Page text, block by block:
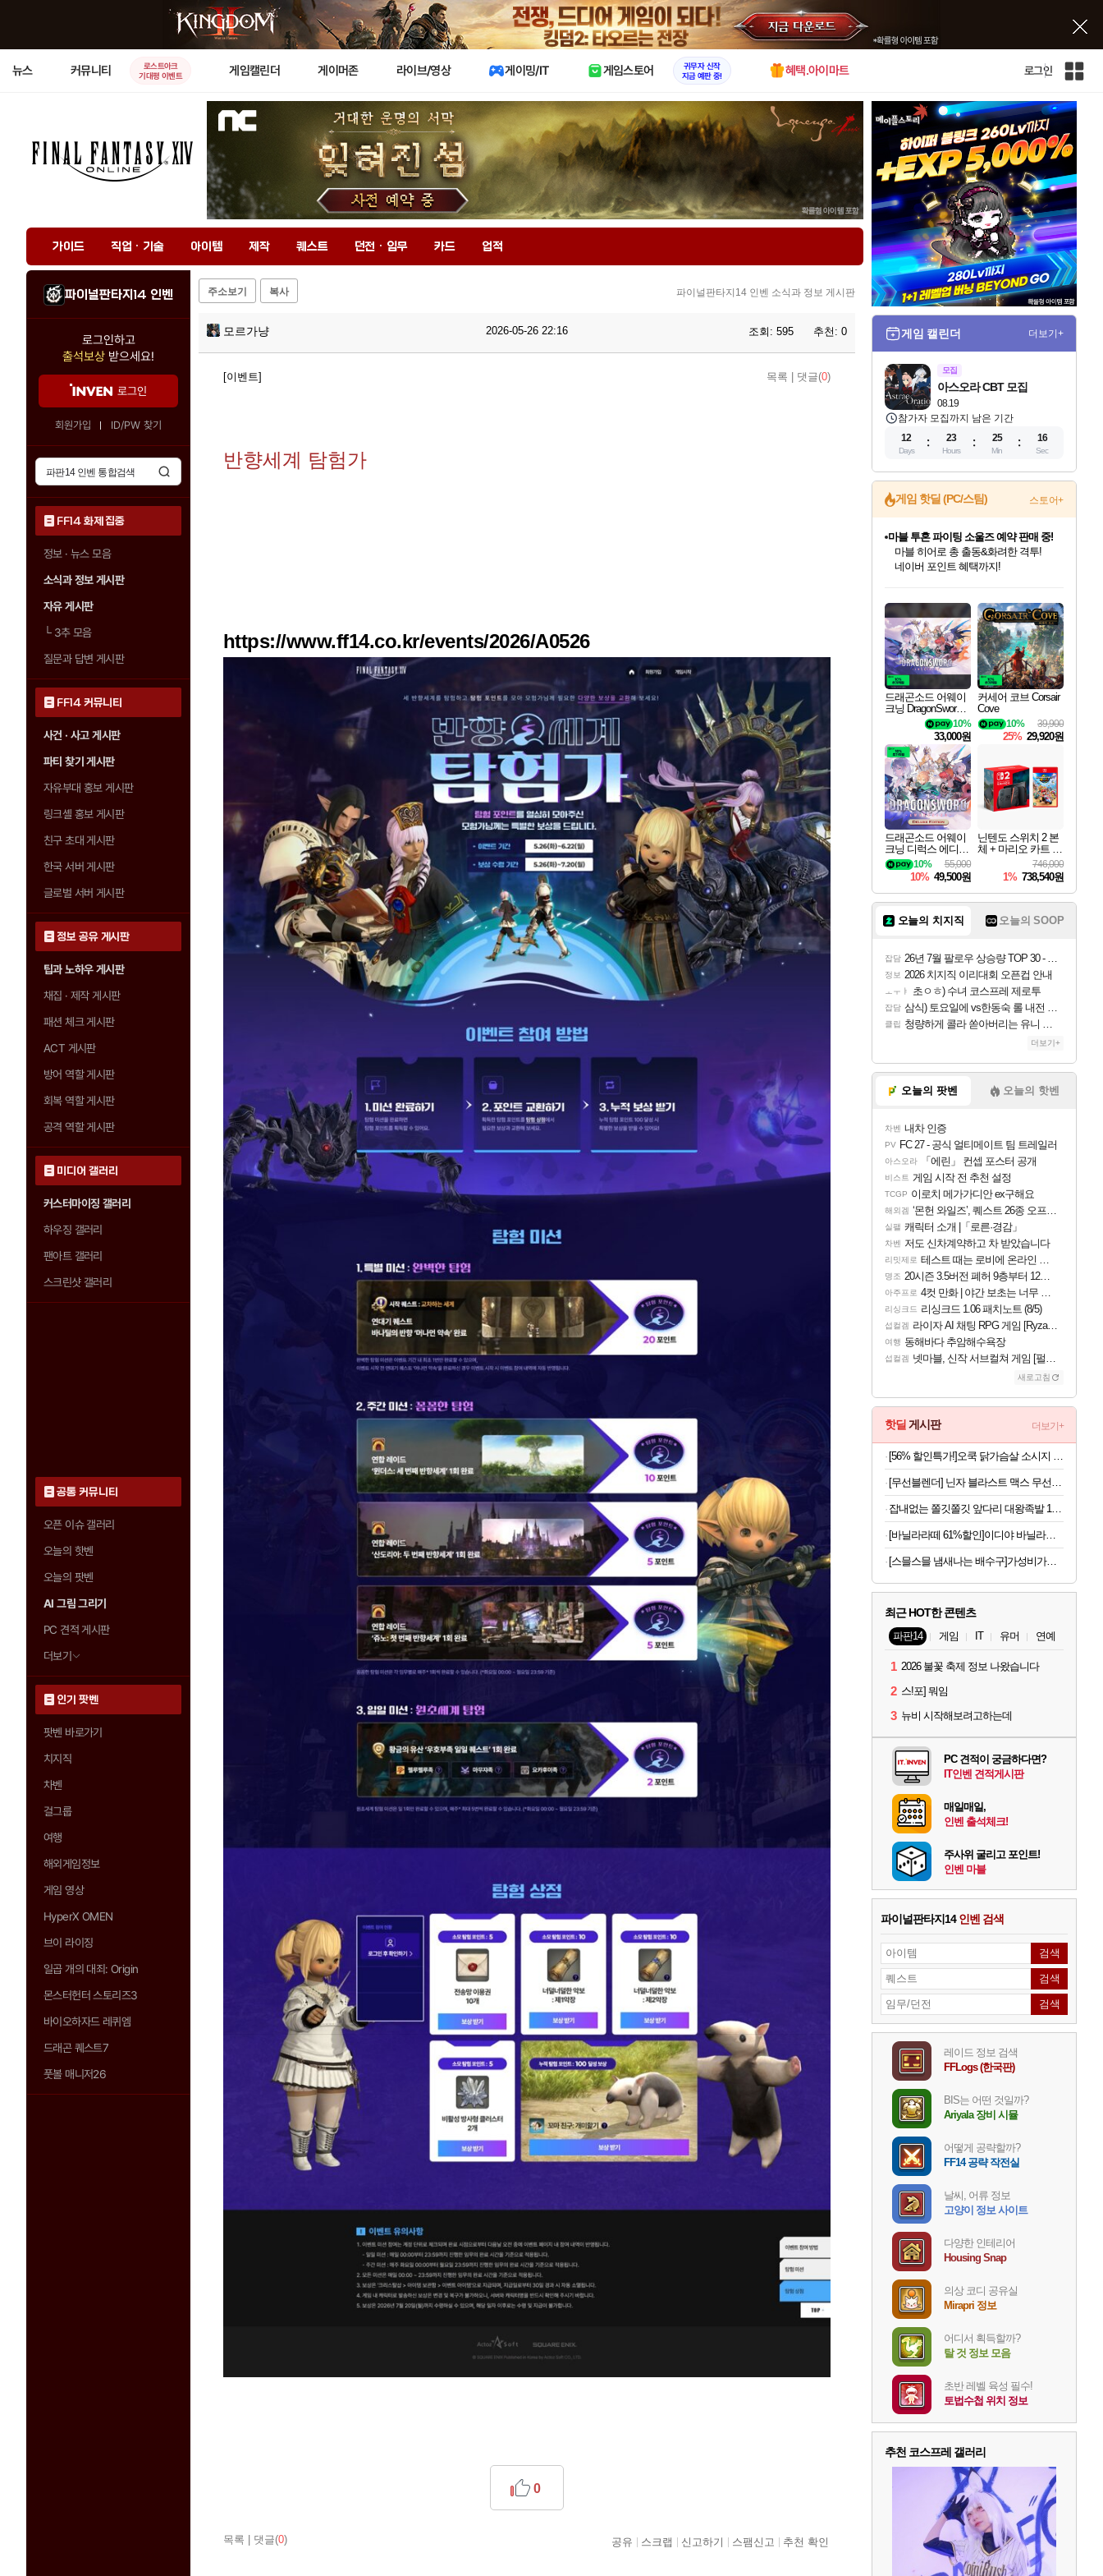
X
뉴스 커뮤니티
로스트아크
기대평 이벤트
게임캘린더 게이머존 라이브/영상 게이밍/IT 게임스토어
귀무자 신작
지금 예판 중!
혜택.아이마트 로그인
인
전
이
맵
가이드 직업 · 기술 아이템 제작 퀘스트 던전 · 임무 카드 업적
파이널판타지14 인벤
로그인하고
출석보상 받으세요!
로그인
회원가입 ID/PW 찾기
FF14 화제 집중
정보 · 뉴스 모음
소식과 정보 게시판
자유 게시판
└3추 모음
질문과 답변 게시판
FF14 커뮤니티
사건 · 사고 게시판
파티 찾기 게시판
자유부대 홍보 게시판
링크셸 홍보 게시판
친구 초대 게시판
한국 서버 게시판
글로벌 서버 게시판
정보 공유 게시판
팁과 노하우 게시판
채집 · 제작 게시판
패션 체크 게시판
ACT 게시판
방어 역할 게시판
회복 역할 게시판
공격 역할 게시판
미디어 갤러리
커스터마이징 갤러리
하우징 갤러리
팬아트 갤러리
스크린샷 갤러리
공통 커뮤니티
오픈 이슈 갤러리
오늘의 핫벤
오늘의 팟벤
AI 그림 그리기
PC 견적 게시판
더보기
인기 팟벤
팟벤 바로가기
치지직
차벤
걸그룹
여행
해외게임정보
게임 영상
HyperX OMEN
브이 라이징
일곱 개의 대죄: Origin
몬스터헌터 스토리즈3
바이오하자드 레퀴엠
드래곤 퀘스트7
풋볼 매니저26
주소보기 복사 파이널판타지14 인벤 소식과 정보 게시판
모르가냥 2026-05-26 22:16 조회: 595 추천: 0
[이벤트] 목록 댓글(0)
반향세계 탐험가
https://www.ff14.co.kr/events/2026/A0526
목록 댓글(0)
0
공유 스크랩 신고하기 스팸신고 추천 확인
게임 캘린더 더보기+
모집
08.19
아스오라 CBT 모집
참가자 모집까지 남은 기간
12
Days
23
Hours
25
Min
14
Sec
게임 핫딜 (PC/스팀) 스토어+
네이버혜택과 함께 만나보세요!
50%할인&추가 적립까지!
이니&베니 혜택까지!
네이버 혜택가와 함께 예약하세요!
할인&네이버혜택으로 만나보세요!
네이버페이 혜택과 만나보세요!
40주년 프로모션으로 만나보세요!
마블 투혼 파이팅 소울즈 예약 판매 중!
마블 히어로 총 출동&화려한 격투!
네이버 포인트 혜택까지!
할인가에 만나보세요!
일부 에디션 상시 할인!
혜택으로 예약 판매 중
편안하게 충전하세요
드래곤소드 어웨이
크닝 DragonSword A
10%
33,000원
커세어 코브 Corsair
Cove
39,900
10%
25% 29,920원
드래곤소드 어웨이
크닝 디럭스 에디션
DragonSword Awake
ning Deluxe Edition
55,000
10%
10% 49,500원
닌텐도 스위치 2 본
체 + 마리오 카트 월
746,000
1% 738,540원
오늘의 치지직 오늘의 SOOP
잡담 26년 7월 팔로우 상승량 TOP 30 - 월간 치지직
정보 2026 치지직 이리대회 오픈컵 안내
ㅗㅜㅑ 초ㅇㅎ) 수녀 코스프레 제로투
잡담 삼식) 토요일에 vs한동숙 롤 내전 예정
클립 청량하게 콜라 쏟아버리는 유니 ㅋㅋㅋ
더보기+
오늘의 팟벤 오늘의 핫벤
차벤 내차 인증
PV FC 27 - 공식 얼티메이트 팀 트레일러
아스오라 「에린」 컨셉 포스터 공개
비스트 게임 시작 전 추천 설정
TCGP 이로치 메가가디안 ex구해요
해외겜 ‘몬헌 와일즈’, 퀘스트 26종 오프라인 지원
실팰 캐릭터 소개 |「로른·경감」
차벤 저도 신차계약하고 차 받았습니다
리밋제로 테스트 때는 로비에 온라인 기능이 있는데
명조 20시즌 3.5버전 폐허 9층부터 12층까지 클리어 조합 | 죽음의 노래와 바닷속 폐허 |
아주프로 4컷 만화 | 야간 보초는 너무 힘들어
리싱크드 리싱크드 1.06 패치노트 (8/5)
섭컬겜 라이자 AI 채팅 RPG 게임 [RyzaChat: AI] 공개
여행 동해바다 추암해수욕장
섭컬겜 넷마블, 신작 서브컬쳐 게임 [펄 인 블루] 티저 사이트 오픈
새로고침
핫딜 게시판 더보기+
[바닐라라떼 61%할인]이디야 바닐라라떼, 500ml, 12개
[스믈스믈 냄새나는 배수구]가성비가브랜드다 배수구 클리너, 2.1L, 6개
최근 HOT한 콘텐츠
파판14 게임 IT 유머 연예
1 2026 불꽃 축제 정보 나왔습니다
2 스!포] 뭐임
3 뉴비 시작해보려고하는데
PC 견적이 궁금하다면?
IT인벤 견적게시판
매일매일,
인벤 출석체크!
주사위 굴리고 포인트!
인벤 마블
파이널판타지14인벤 검색
레이드 정보 검색
FFLogs (한국판)
BIS는 어떤 것일까?
Ariyala 장비 시뮬
어떻게 공략할까?
FF14 공략 작전실
날씨, 어류 정보
고양이 정보 사이트
다양한 인테리어
Housing Snap
의상 코디 공유실
Mirapri 정보
어디서 획득할까?
탈 것 정보 모음
초반 레벨 육성 필수!
토법수첩 위치 정보
추천 코스프레 갤러리